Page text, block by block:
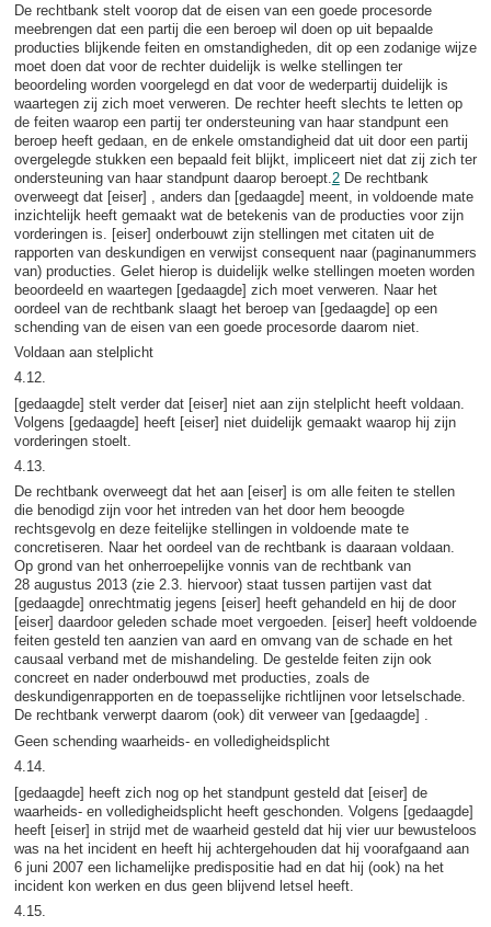
De rechtbank stelt voorop dat de eisen van een goede procesorde
meebrengen dat een partij die een beroep wil doen op uit bepaalde
producties blijkende feiten en omstandigheden, dit op een zodanige wijze
moet doen dat voor de rechter duidelijk is welke stellingen ter
beoordeling worden voorgelegd en dat voor de wederpartij duidelijk is
waartegen zij zich moet verweren. De rechter heeft slechts te letten op
de feiten waarop een partij ter ondersteuning van haar standpunt een
beroep heeft gedaan, en de enkele omstandigheid dat uit door een partij
overgelegde stukken een bepaald feit blijkt, impliceert niet dat zij zich ter
ondersteuning van haar standpunt daarop beroept. 2De rechtbank
overweegt dat [eiser] , anders dan [gedaagde] meent, in voldoende mate
inzichtelijk heeft gemaakt wat de betekenis van de producties voor zijn
vorderingen is. [eiser] onderbouwt zijn stellingen met citaten uit de
rapporten van deskundigen en verwijst consequent naar (paginanummers
van) producties. Gelet hierop is duidelijk welke stellingen moeten worden
beoordeeld en waartegen [gedaagde] zich moet verweren. Naar het
oordeel van de rechtbank slaagt het beroep van [gedaagde] op een
schending van de eisen van een goede procesorde daarom niet.
Voldaan aan stelplicht
4.12.
[gedaagde] stelt verder dat [eiser] niet aan zijn stelplicht heeft voldaan.
Volgens [gedaagde] heeft [eiser] niet duidelijk gemaakt waarop hij zijn
vorderingen stoelt.
4.13.
De rechtbank overweegt dat het aan [eiser] is om alle feiten te stellen
die benodigd zijn voor het intreden van het door hem beoogde
rechtsgevolg en deze feitelijke stellingen in voldoende mate te
concretiseren. Naar het oordeel van de rechtbank is daaraan voldaan.
Op grond van het onherroepelijke vonnis van de rechtbank van
28 augustus 2013 (zie 2.3. hiervoor) staat tussen partijen vast dat
[gedaagde] onrechtmatig jegens [eiser] heeft gehandeld en hij de door
[eiser] daardoor geleden schade moet vergoeden. [eiser] heeft voldoende
feiten gesteld ten aanzien van aard en omvang van de schade en het
causaal verband met de mishandeling. De gestelde feiten zijn ook
concreet en nader onderbouwd met producties, zoals de
deskundigenrapporten en de toepasselijke richtlijnen voor letselschade.
De rechtbank verwerpt daarom (ook) dit verweer van [gedaagde] .
Geen schending waarheids- en volledigheidsplicht
4.14.
[gedaagde] heeft zich nog op het standpunt gesteld dat [eiser] de
waarheids- en volledigheidsplicht heeft geschonden. Volgens [gedaagde]
heeft [eiser] in strijd met de waarheid gesteld dat hij vier uur bewusteloos
was na het incident en heeft hij achtergehouden dat hij voorafgaand aan
6 juni 2007 een lichamelijke predispositie had en dat hij (ook) na het
incident kon werken en dus geen blijvend letsel heeft.
4.15.